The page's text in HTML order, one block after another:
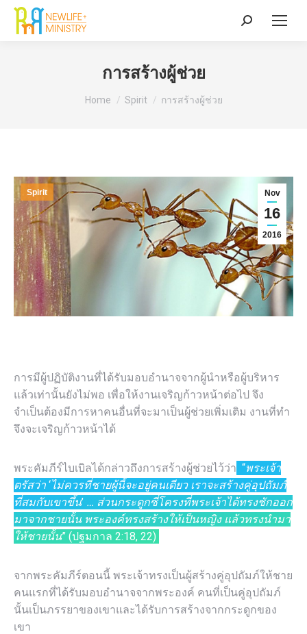
Search:
การสร้างผู้ช่วย
You are here:
Home Spirit การสร้างผู้ช่วย
Nov
16
2016
Spirit
การมีผู้ปฏิบัติงานที่ได้รับมอบอำนาจจากผู้นำหรือผู้บริหาร
แล้วเท่านั้นยังไม่พอ เพื่อให้งานเจริญก้าวหน้าต่อไป จึง
จำเป็นต้องมีการหาคนอื่นที่จะมาเป็นผู้ช่วยเพิ่มเติม งานที่ทำ
จึงจะเจริญก้าวหน้าได้
พระคัมภีร์ไบเบิลได้กล่าวถึงการสร้างผู้ช่วยไว้ว่า “พระเจ้า
ตรัสว่า ‘ไม่ควรที่ชายผู้นี้จะอยู่คนเดียว เราจะสร้างคู่อุปถัมภ์
ที่สมกับเขาขึ้น’ … ส่วนกระดูกซี่โครงที่พระเจ้าได้ทรงชักออก
มาจากชายนั้น พระองค์ทรงสร้างให้เป็นหญิง แล้วทรงนำมา
ให้ชายนั้น” (ปฐมกาล 2:18, 22)
จากพระคัมภีร์ตอนนี้ พระเจ้าทรงเป็นผู้สร้างคู่อุปถัมภ์ให้ชาย
คนแรกที่ได้รับมอบอำนาจจากพระองค์ คนที่เป็นคู่อุปถัมภ์
นั้นเป็นภรรยาของเขาและได้รับการสร้างจากกระดูกของ
เขา